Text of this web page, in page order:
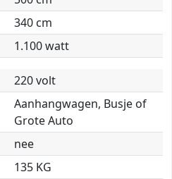
340 cm
1.100 watt
220 volt
Aanhangwagen, Busje of
Grote Auto
nee
135 KG